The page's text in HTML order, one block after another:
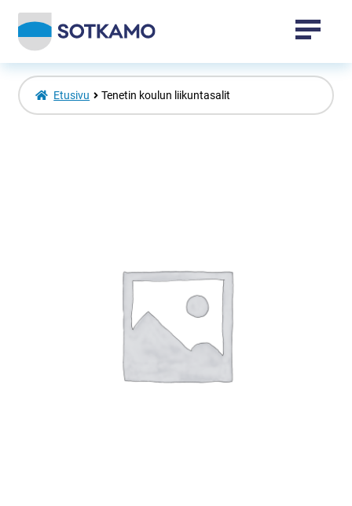
Tapahtumat
Etusivu Tenetin koulun liikuntasalit